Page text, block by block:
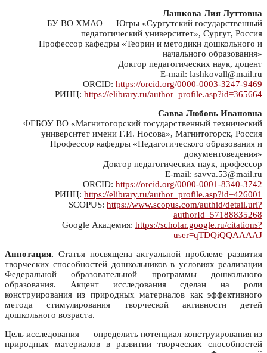
Лашкова Лия Луттовна
БУ ВО ХМАО — Югры «Сургутский государственный
педагогический университет», Сургут, Россия
Профессор кафедры «Теории и методики дошкольного и
начального образования»
Доктор педагогических наук, доцент
E-mail: lashkovall@mail.ru
ORCID: https://orcid.org/0000-0003-3247-9469
РИНЦ: https://elibrary.ru/author_profile.asp?id=365664
Савва Любовь Ивановна
ФГБОУ ВО «Магнитогорский государственный технический
университет имени Г.И. Носова», Магнитогорск, Россия
Профессор кафедры «Педагогического образования и
документоведения»
Доктор педагогических наук, профессор
E-mail: savva.53@mail.ru
ORCID: https://orcid.org/0000-0001-8340-3742
РИНЦ: https://elibrary.ru/author_profile.asp?id=426001
SCOPUS: https://www.scopus.com/authid/detail.url?
authorId=57188835268
Google Академия: https://scholar.google.ru/citations?
user=qTDQiQQAAAAJ
Аннотация. Статья посвящена актуальной проблеме развития
творческих способностей дошкольников в условиях реализации
Федеральной образовательной программы дошкольного
образования. Акцент исследования сделан на роли
конструирования из природных материалов как эффективного
метода стимулирования творческой активности детей
дошкольного возраста.
Цель исследования — определить потенциал конструирования из
природных материалов в развитии творческих способностей